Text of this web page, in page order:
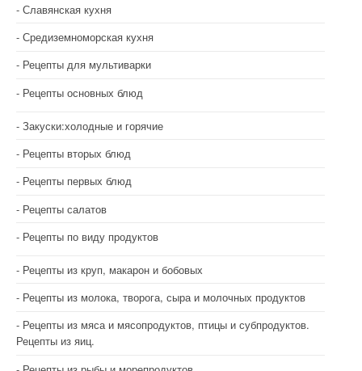
Славянская кухня
Средиземноморская кухня
Рецепты для мультиварки
Рецепты основных блюд
Закуски:холодные и горячие
Рецепты вторых блюд
Рецепты первых блюд
Рецепты салатов
Рецепты по виду продуктов
Рецепты из круп, макарон и бобовых
Рецепты из молока, творога, сыра и молочных продуктов
Рецепты из мяса и мясопродуктов, птицы и субпродуктов.
Рецепты из яиц.